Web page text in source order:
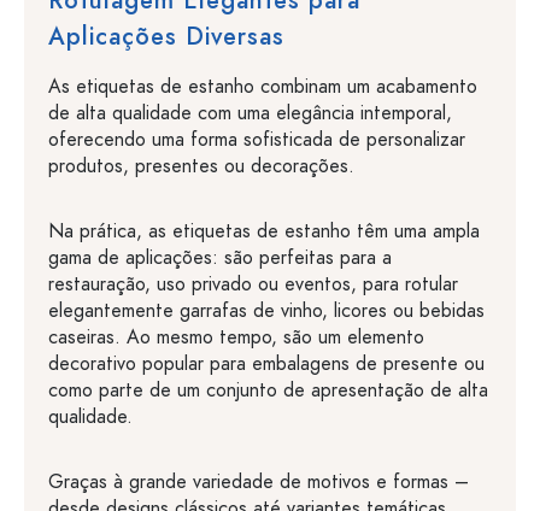
Aplicações Diversas
As etiquetas de estanho combinam um acabamento
de alta qualidade com uma elegância intemporal,
oferecendo uma forma sofisticada de personalizar
produtos, presentes ou decorações.
Na prática, as etiquetas de estanho têm uma ampla
gama de aplicações: são perfeitas para a
restauração, uso privado ou eventos, para rotular
elegantemente garrafas de vinho, licores ou bebidas
caseiras. Ao mesmo tempo, são um elemento
decorativo popular para embalagens de presente ou
como parte de um conjunto de apresentação de alta
qualidade.
Graças à grande variedade de motivos e formas –